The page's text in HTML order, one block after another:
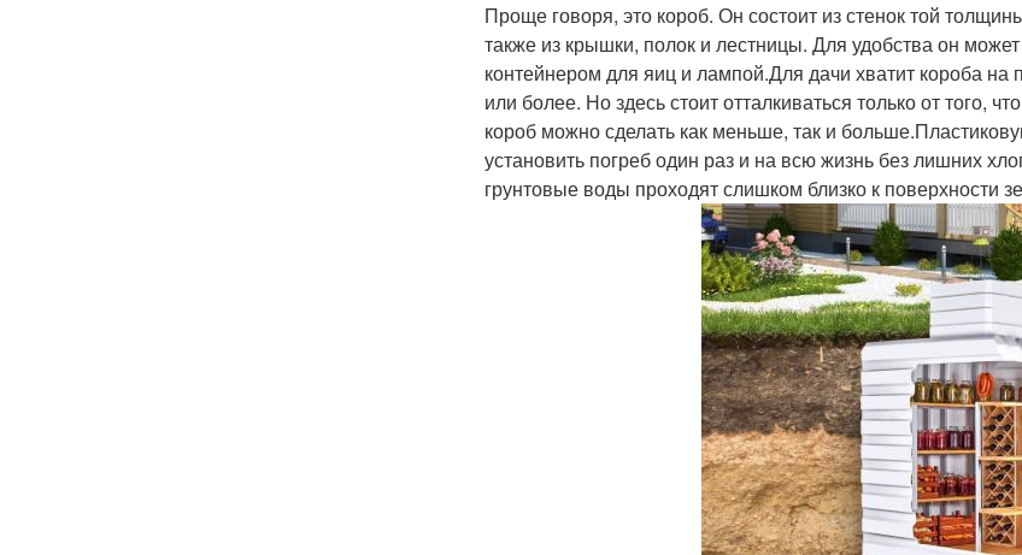
Проще говоря, это короб. Он состоит из стенок той
также из крышки, полок и лестницы. Для удобства он
контейнером для яиц и лампой.Для дачи хватит короба
или более. Но здесь стоит отталкиваться только от того,
короб можно сделать как меньше, так и
установить погреб один раз и на всю жизнь без лишних
грунтовые воды проходят слишком близко к поверхности